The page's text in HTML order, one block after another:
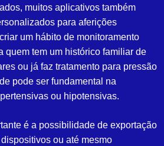
muitos aplicativos também
para aferições
um hábito de monitoramento
quem tem um histórico familiar de
ou já faz tratamento para pressão
pode ser fundamental na
ou hipotensivas.
é a possibilidade de exportação
ou até mesmo